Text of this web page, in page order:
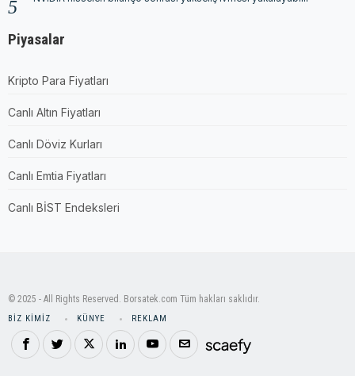
Piyasalar
Kripto Para Fiyatları
Canlı Altın Fiyatları
Canlı Döviz Kurları
Canlı Emtia Fiyatları
Canlı BİST Endeksleri
© 2025 - All Rights Reserved. Borsatek.com Tüm hakları saklıdır.
BIZ KIMIZ KÜNYE REKLAM